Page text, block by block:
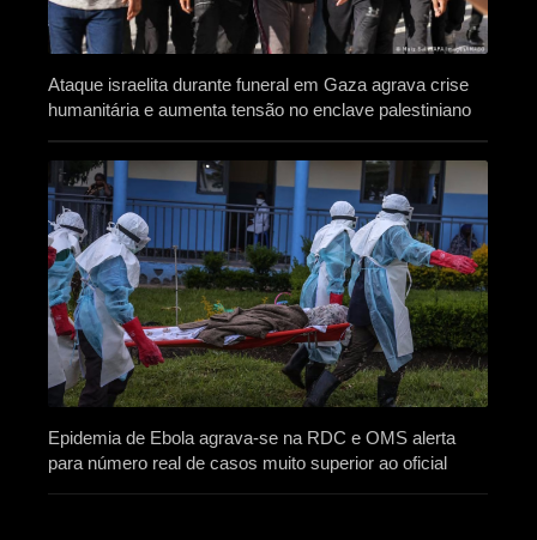
Ataque israelita durante funeral em Gaza agrava crise
humanitária e aumenta tensão no enclave palestiniano
Epidemia de Ebola agrava-se na RDC e OMS alerta
para número real de casos muito superior ao oficial